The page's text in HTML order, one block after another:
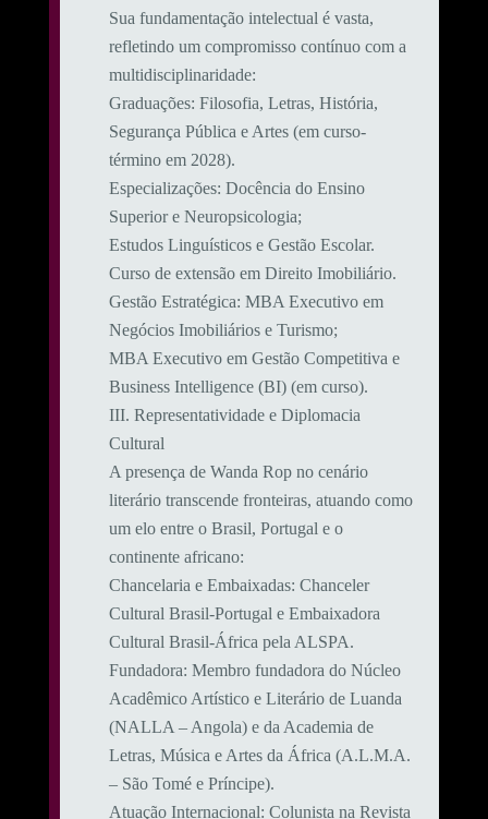
​Sua fundamentação intelectual é vasta,
refletindo um compromisso contínuo com a
multidisciplinaridade:
​Graduações: Filosofia, Letras, História,
Segurança Pública e Artes (em curso-
término em 2028).
​Especializações: Docência do Ensino
Superior e Neuropsicologia;
Estudos Linguísticos e Gestão Escolar.
Curso de extensão em Direito Imobiliário.
​Gestão Estratégica: MBA Executivo em
Negócios Imobiliários e Turismo;
MBA Executivo em Gestão Competitiva e
Business Intelligence (BI) (em curso).
​III. Representatividade e Diplomacia
Cultural
​A presença de Wanda Rop no cenário
literário transcende fronteiras, atuando como
um elo entre o Brasil, Portugal e o
continente africano:
​Chancelaria e Embaixadas: Chanceler
Cultural Brasil-Portugal e Embaixadora
Cultural Brasil-África pela ALSPA.
​Fundadora: Membro fundadora do Núcleo
Acadêmico Artístico e Literário de Luanda
(NALLA – Angola) e da Academia de
Letras, Música e Artes da África (A.L.M.A.
– São Tomé e Príncipe).
​Atuação Internacional: Colunista na Revista